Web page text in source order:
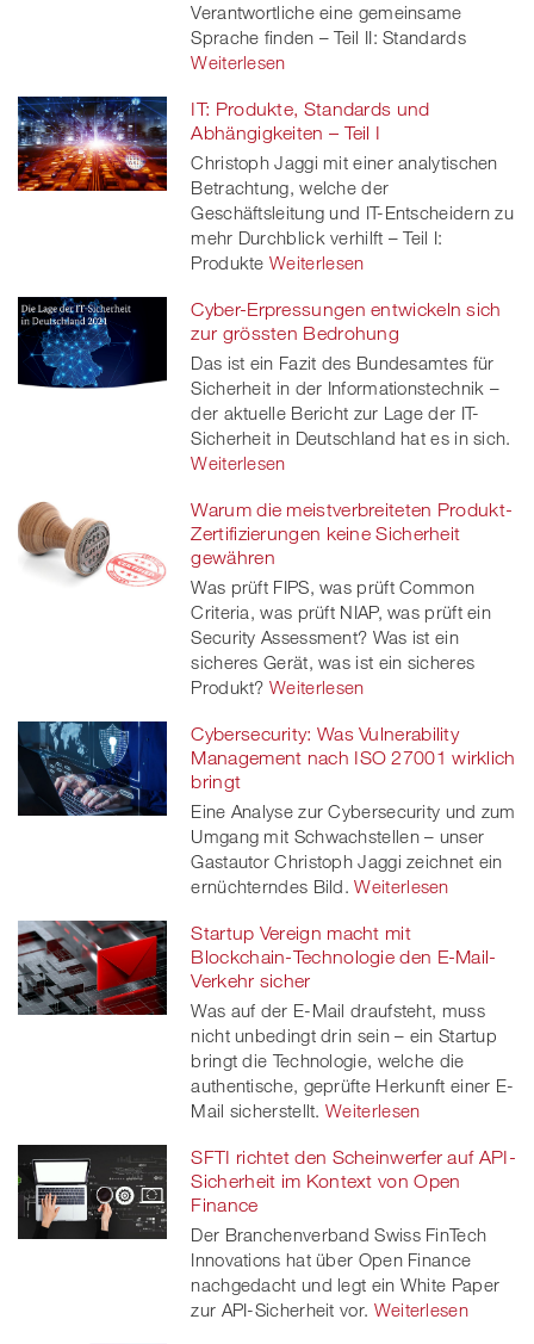
Verantwortliche eine gemeinsame
Sprache finden – Teil II: Standards
Weiterlesen
IT: Produkte, Standards und
Abhängigkeiten – Teil I
Christoph Jaggi mit einer analytischen
Betrachtung, welche der
Geschäftsleitung und IT-Entscheidern zu
mehr Durchblick verhilft – Teil I:
Produkte Weiterlesen
Cyber-Erpressungen entwickeln sich
zur grössten Bedrohung
Das ist ein Fazit des Bundesamtes für
Sicherheit in der Informationstechnik –
der aktuelle Bericht zur Lage der IT-
Sicherheit in Deutschland hat es in sich.
Weiterlesen
Warum die meistverbreiteten Produkt-
Zertifizierungen keine Sicherheit
gewähren
Was prüft FIPS, was prüft Common
Criteria, was prüft NIAP, was prüft ein
Security Assessment? Was ist ein
sicheres Gerät, was ist ein sicheres
Produkt? Weiterlesen
Cybersecurity: Was Vulnerability
Management nach ISO 27001 wirklich
bringt
Eine Analyse zur Cybersecurity und zum
Umgang mit Schwachstellen – unser
Gastautor Christoph Jaggi zeichnet ein
ernüchterndes Bild. Weiterlesen
Startup Vereign macht mit
Blockchain-Technologie den E-Mail-
Verkehr sicher
Was auf der E-Mail draufsteht, muss
nicht unbedingt drin sein – ein Startup
bringt die Technologie, welche die
authentische, geprüfte Herkunft einer E-
Mail sicherstellt. Weiterlesen
SFTI richtet den Scheinwerfer auf API-
Sicherheit im Kontext von Open
Finance
Der Branchenverband Swiss FinTech
Innovations hat über Open Finance
nachgedacht und legt ein White Paper
zur API-Sicherheit vor. Weiterlesen